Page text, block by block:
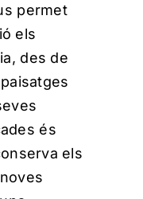
permet
els
des de
és
els